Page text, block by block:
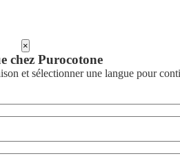
×
chez Purocotone
et sélectionner une langue pour